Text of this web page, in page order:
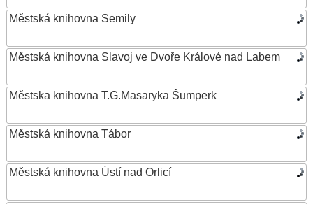
Městská knihovna Semily
Městská knihovna Slavoj ve Dvoře Králové nad Labem
Městska knihovna T.G.Masaryka Šumperk
Městská knihovna Tábor
Městská knihovna Ústí nad Orlicí